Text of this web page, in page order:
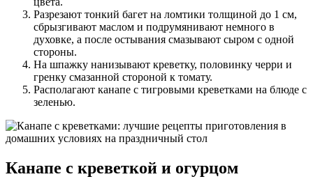
Разрезают тонкий багет на ломтики толщиной до 1 см,
сбрызгивают маслом и подрумянивают немного в
духовке, а после остывания смазывают сыром с одной
стороны.
На шпажку нанизывают креветку, половинку черри и
гренку смазанной стороной к томату.
Располагают канапе с тигровыми креветками на блюде с
зеленью.
Канапе с креветкой и огурцом